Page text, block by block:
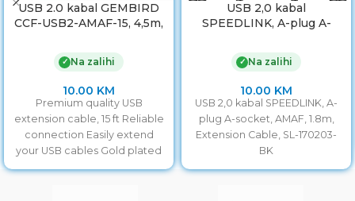
USB 2.0 kabal GEMBIRD
CCF-USB2-AMAF-15, 4,5m,
ferrit
✓ Na zalihi
10.00 KM
Premium quality USB
extension cable, 15 ft Reliable
connection Easily extend
your USB cables Gold plated
contacts
USB 2,0 kabal
SPEEDLINK, A-plug A-
Extension Cable, SL-
170203-BK
✓ Na zalihi
10.00 KM
USB 2,0 kabal SPEEDLINK, A-
plug A-socket, AMAF, 1.8m,
Extension Cable, SL-170203-
BK